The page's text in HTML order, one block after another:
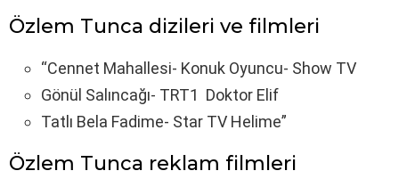
Özlem Tunca dizileri ve filmleri
“Cennet Mahallesi- Konuk Oyuncu- Show TV
Gönül Salıncağı- TRT1 Doktor Elif
Tatlı Bela Fadime- Star TV Helime”
Özlem Tunca reklam filmleri